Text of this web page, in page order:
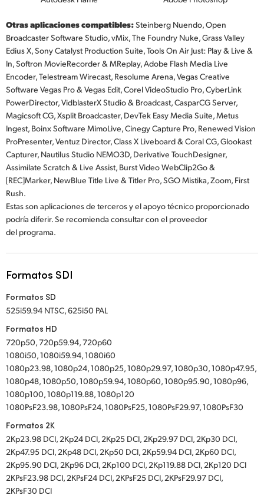
Otras aplicaciones compatibles:Steinberg Nuendo, Open
Broadcaster Software Studio, vMix, The Foundry Nuke, Grass Valley
Edius X, Sony Catalyst Production Suite, Tools On Air Just: Play & Live &
In, Softron MovieRecorder & MReplay, Adobe Flash Media Live
Encoder, Telestream Wirecast, Resolume Arena, Vegas Creative
Software Vegas Pro & Vegas Edit, Corel VideoStudio Pro, CyberLink
PowerDirector, VidblasterX Studio & Broadcast, CasparCG Server,
Magicsoft CG, Xsplit Broadcaster, DevTek Easy Media Suite, Metus
Ingest, Boinx Software MimoLive, Cinegy Capture Pro, Renewed Vision
ProPresenter, Ventuz Director, Class X Liveboard & Coral CG, Glookast
Capturer, Nautilus Studio NEMO3D, Derivative TouchDesigner,
Assimilate Scratch & Live Assist, Burst Video WebClip2Go &
[REC]Marker, NewBlue Title Live & Titler Pro, SGO Mistika, Zoom, First
Rush.
Estas son aplicaciones de terceros y el apoyo técnico proporcionado
podría diferir. Se recomienda consultar con el proveedor
del programa.
Formatos SDI
Formatos SD
525i59.94 NTSC, 625i50 PAL
Formatos HD
720p50, 720p59.94, 720p60
1080i50, 1080i59.94, 1080i60
1080p23.98, 1080p24, 1080p25, 1080p29.97, 1080p30, 1080p47.95,
1080p48, 1080p50, 1080p59.94, 1080p60, 1080p95.90, 1080p96,
1080p100, 1080p119.88, 1080p120
1080PsF23.98, 1080PsF24, 1080PsF25, 1080PsF29.97, 1080PsF30
Formatos 2K
2Kp23.98 DCI, 2Kp24 DCI, 2Kp25 DCI, 2Kp29.97 DCI, 2Kp30 DCI,
2Kp47.95 DCI, 2Kp48 DCI, 2Kp50 DCI, 2Kp59.94 DCI, 2Kp60 DCI,
2Kp95.90 DCI, 2Kp96 DCI, 2Kp100 DCI, 2Kp119.88 DCI, 2Kp120 DCI
2KPsF23.98 DCI, 2KPsF24 DCI, 2KPsF25 DCI, 2KPsF29.97 DCI,
2KPsF30 DCI